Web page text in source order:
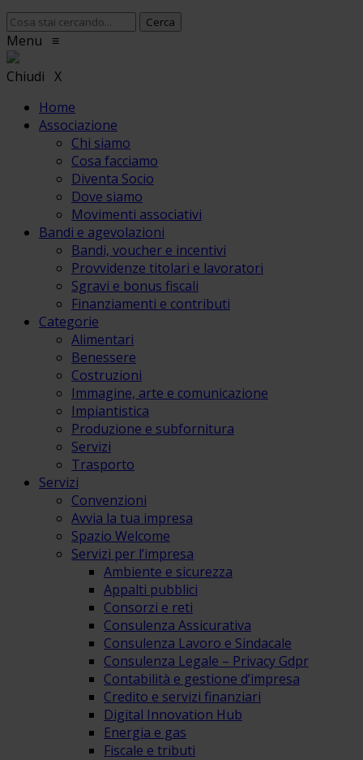
Menu ≡
Chiudi X
Home
Associazione
Chi siamo
Cosa facciamo
Diventa Socio
Dove siamo
Movimenti associativi
Bandi e agevolazioni
Bandi, voucher e incentivi
Provvidenze titolari e lavoratori
Sgravi e bonus fiscali
Finanziamenti e contributi
Categorie
Alimentari
Benessere
Costruzioni
Immagine, arte e comunicazione
Impiantistica
Produzione e subfornitura
Servizi
Trasporto
Servizi
Convenzioni
Avvia la tua impresa
Spazio Welcome
Servizi per l’impresa
Ambiente e sicurezza
Appalti pubblici
Consorzi e reti
Consulenza Assicurativa
Consulenza Lavoro e Sindacale
Consulenza Legale – Privacy Gdpr
Contabilità e gestione d’impresa
Credito e servizi finanziari
Digital Innovation Hub
Energia e gas
Fiscale e tributi